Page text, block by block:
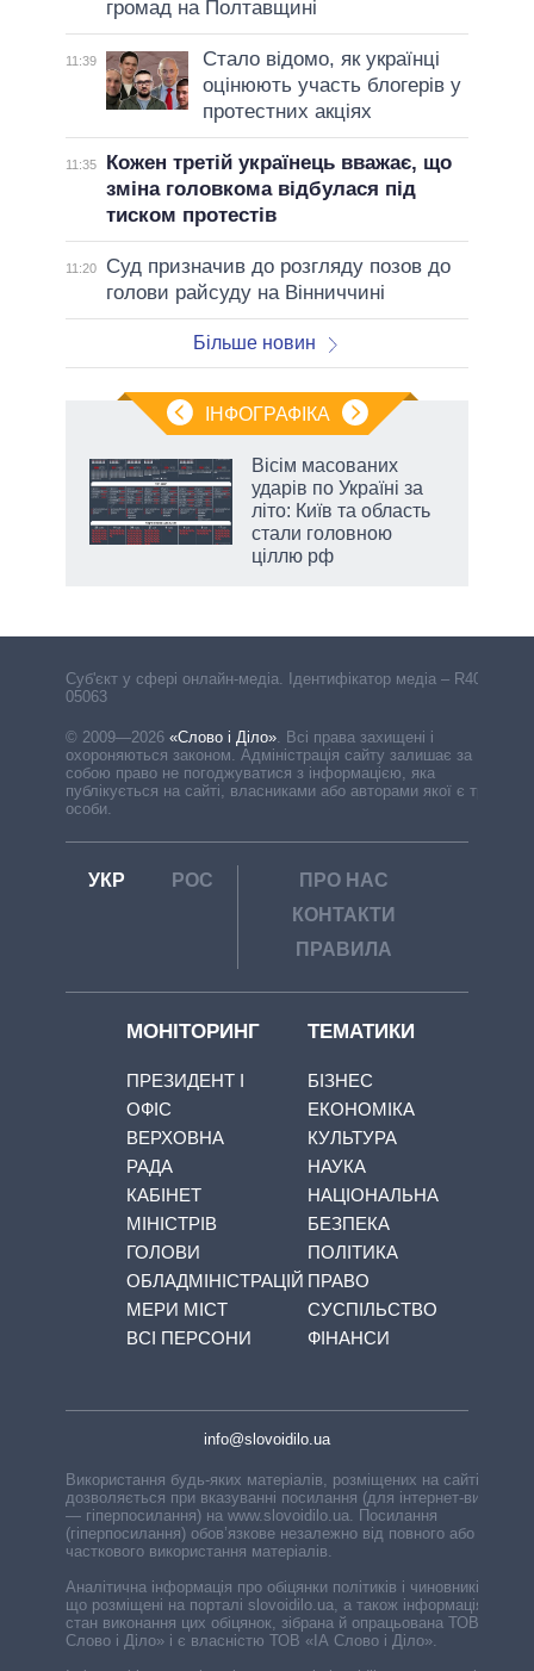
громад на Полтавщині
11:39
Стало відомо, як українці
оцінюють участь блогерів у
протестних акціях
11:35
Кожен третій українець вважає, що
зміна головкома відбулася під
тиском протестів
11:20
Суд призначив до розгляду позов до
голови райсуду на Вінниччині
Більше новин
ІНФОГРАФІКА
Вісім масованих
ударів по Україні за
літо: Київ та область
стали головною
ціллю рф
Cуб'єкт у сфері онлайн-медіа. Ідентифікатор медіа – R40-
05063
© 2009—2026 «Слово і Діло». Всі права захищені і
охороняються законом. Адміністрація сайту залишає за
собою право не погоджуватися з інформацією, яка
публікується на сайті, власниками або авторами якої є треті
особи.
УКР РОС
ПРО НАС
КОНТАКТИ
ПРАВИЛА
МОНІТОРИНГ
ПРЕЗИДЕНТ І
ОФІС
ВЕРХОВНА
РАДА
КАБІНЕТ
МІНІСТРІВ
ГОЛОВИ
ОБЛАДМІНІСТРАЦІЙ
МЕРИ МІСТ
ВСІ ПЕРСОНИ
ТЕМАТИКИ
БІЗНЕС
ЕКОНОМІКА
КУЛЬТУРА
НАУКА
НАЦІОНАЛЬНА
БЕЗПЕКА
ПОЛІТИКА
ПРАВО
СУСПІЛЬСТВО
ФІНАНСИ
info@slovoidilo.ua
Використання будь-яких матеріалів, розміщених на сайті,
дозволяється при вказуванні посилання (для інтернет-видань
— гіперпосилання) на www.slovoidilo.ua. Посилання
(гіперпосилання) обов’язкове незалежно від повного або
часткового використання матеріалів.
Аналітична інформація про обіцянки політиків і чиновників,
що розміщені на порталі slovoidilo.ua, а також інформація про
стан виконання цих обіцянок, зібрана й опрацьована ТОВ «ІА
Слово і Діло» і є власністю ТОВ «ІА Слово і Діло».